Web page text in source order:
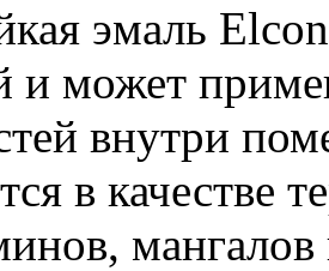
эмаль
и может
внутри
в качестве